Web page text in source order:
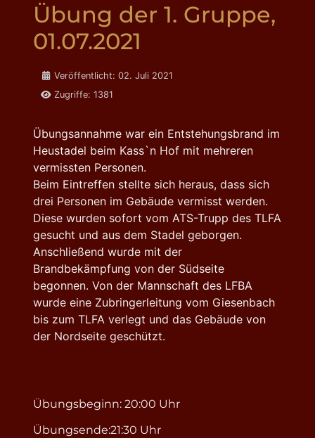
Übung der 1. Gruppe,
01.07.2021
DetailsVeröffentlicht: 02. Juli 2021
Zugriffe: 1381
Übungsannahme war ein Entstehungsbrand im
Heustadel beim Kass`n Hof mit mehreren
vermissten Personen.
Beim Eintreffen stellte sich heraus, dass sich
drei Personen im Gebäude vermisst werden.
Diese wurden sofort vom ATS-Trupp desTLFA
gesucht und aus dem Stadel geborgen.
Anschließend wurde mit der
Brandbekämpfung von der Südseite
begonnen. Von der Mannschaft des LFBA
wurde eine Zubringerleitung vom Giesenbach
bis zumTLFA verlegt und das Gebäude von
der Nordseite geschützt.
Übungsbeginn: 20:00 Uhr
Übungsende:21:30 Uhr